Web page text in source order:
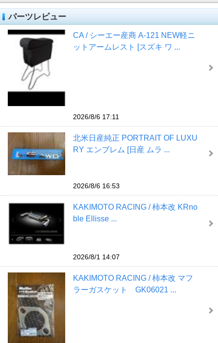
パーツレビュー
CA / シーエー産商 A-121 NEW軽ニ
ットアームレスト [スズキ ワ ...
2026/8/6 17:11
北米日産純正 PORTRAIT OF LUXU
RY エンブレム [日産 ムラ ...
2026/8/6 16:53
KAKIMOTO RACING / 柿本改 KRno
ble Ellisse ...
2026/8/1 14:07
KAKIMOTO RACING / 柿本改 マフ
ラーガスケット GK06021 ...